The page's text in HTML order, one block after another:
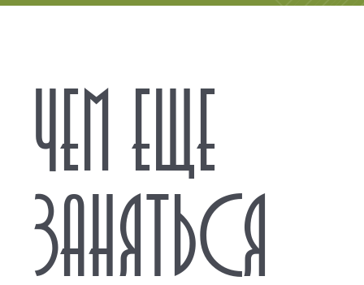
ЧЕМ ЕЩЕ
ЗАНЯТЬСЯ